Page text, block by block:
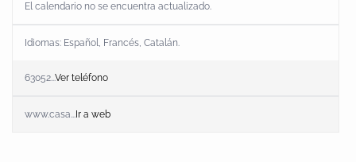
El calendario no se encuentra actualizado.
Idiomas: Español, Francés, Catalán.
63052...Ver teléfono
www.casa... Ir a web